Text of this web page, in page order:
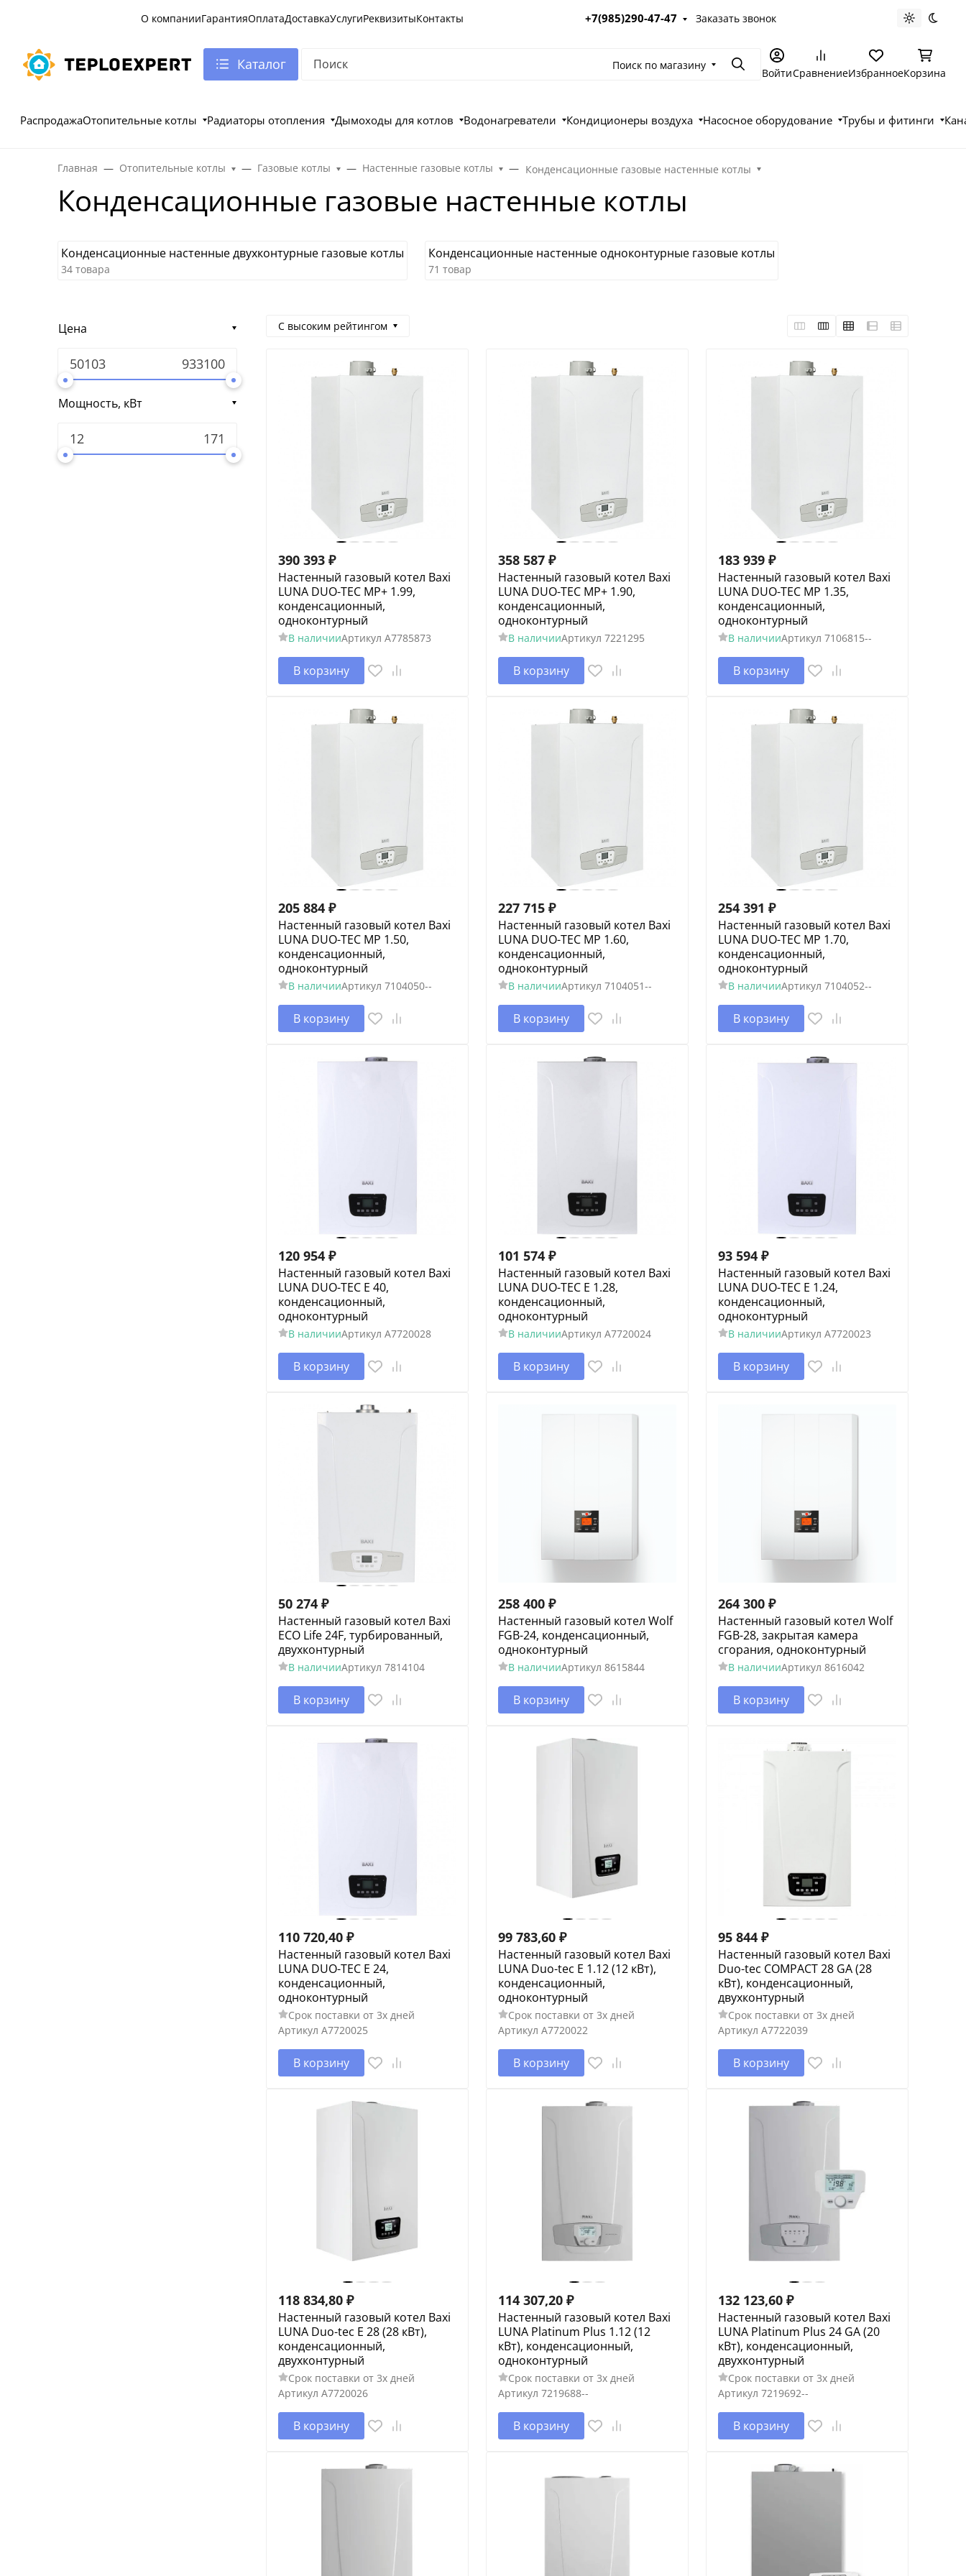
О компанииГарантияОплатаДоставкаУслугиРеквизитыКонтакты +7(985)290-47-47 Заказать звонок Светлая
Каталог Поиск по магазину ПоискВойтиСравнениеИзбранноеКорзина
РаспродажаОтопительные котлы Радиаторы отопления Дымоходы для котлов Водонагреватели Кондиционеры воздуха Насосное оборудование Трубы и фитинги
Главная Отопительные котлы Газовые котлы Настенные газовые котлы Конденсационные газовые настенные котлы
Конденсационные газовые настенные котлы
Конденсационные настенные двухконтурные газовые котлы
34 товара
Конденсационные настенные одноконтурные газовые котлы
71 товар
Цена
Мощность, кВт
С высоким рейтингом
390 393 ₽
Настенный газовый котел Baxi
LUNA DUO-TEC MP+ 1.99,
конденсационный,
одноконтурный
В наличииАртикул A7785873
В корзину
358 587 ₽
Настенный газовый котел Baxi
LUNA DUO-TEC MP+ 1.90,
конденсационный,
одноконтурный
В наличииАртикул 7221295
В корзину
183 939 ₽
Настенный газовый котел Baxi
LUNA DUO-TEC MP 1.35,
конденсационный,
одноконтурный
В наличииАртикул 7106815--
В корзину
205 884 ₽
Настенный газовый котел Baxi
LUNA DUO-TEC MP 1.50,
конденсационный,
одноконтурный
В наличииАртикул 7104050--
В корзину
227 715 ₽
Настенный газовый котел Baxi
LUNA DUO-TEC MP 1.60,
конденсационный,
одноконтурный
В наличииАртикул 7104051--
В корзину
254 391 ₽
Настенный газовый котел Baxi
LUNA DUO-TEC MP 1.70,
конденсационный,
одноконтурный
В наличииАртикул 7104052--
В корзину
120 954 ₽
Настенный газовый котел Baxi
LUNA DUO-TEC E 40,
конденсационный,
одноконтурный
В наличииАртикул A7720028
В корзину
101 574 ₽
Настенный газовый котел Baxi
LUNA DUO-TEC E 1.28,
конденсационный,
одноконтурный
В наличииАртикул A7720024
В корзину
93 594 ₽
Настенный газовый котел Baxi
LUNA DUO-TEC E 1.24,
конденсационный,
одноконтурный
В наличииАртикул A7720023
В корзину
50 274 ₽
Настенный газовый котел Baxi
ECO Life 24F, турбированный,
двухконтурный
В наличииАртикул 7814104
В корзину
258 400 ₽
Настенный газовый котел Wolf
FGB-24, конденсационный,
одноконтурный
В наличииАртикул 8615844
В корзину
264 300 ₽
Настенный газовый котел Wolf
FGB-28, закрытая камера
сгорания, одноконтурный
В наличииАртикул 8616042
В корзину
110 720,40 ₽
Настенный газовый котел Baxi
LUNA DUO-TEC E 24,
конденсационный,
одноконтурный
Срок поставки от 3х дней
Артикул A7720025
В корзину
99 783,60 ₽
Настенный газовый котел Baxi
LUNA Duo-tec E 1.12 (12 кВт),
конденсационный,
одноконтурный
Срок поставки от 3х дней
Артикул A7720022
В корзину
95 844 ₽
Настенный газовый котел Baxi
Duo-tec COMPACT 28 GA (28
кВт), конденсационный,
двухконтурный
Срок поставки от 3х дней
Артикул A7722039
В корзину
118 834,80 ₽
Настенный газовый котел Baxi
LUNA Duo-tec E 28 (28 кВт),
конденсационный,
двухконтурный
Срок поставки от 3х дней
Артикул A7720026
В корзину
114 307,20 ₽
Настенный газовый котел Baxi
LUNA Platinum Plus 1.12 (12
кВт), конденсационный,
одноконтурный
Срок поставки от 3х дней
Артикул 7219688--
В корзину
132 123,60 ₽
Настенный газовый котел Baxi
LUNA Platinum Plus 24 GA (20
кВт), конденсационный,
двухконтурный
Срок поставки от 3х дней
Артикул 7219692--
В корзину